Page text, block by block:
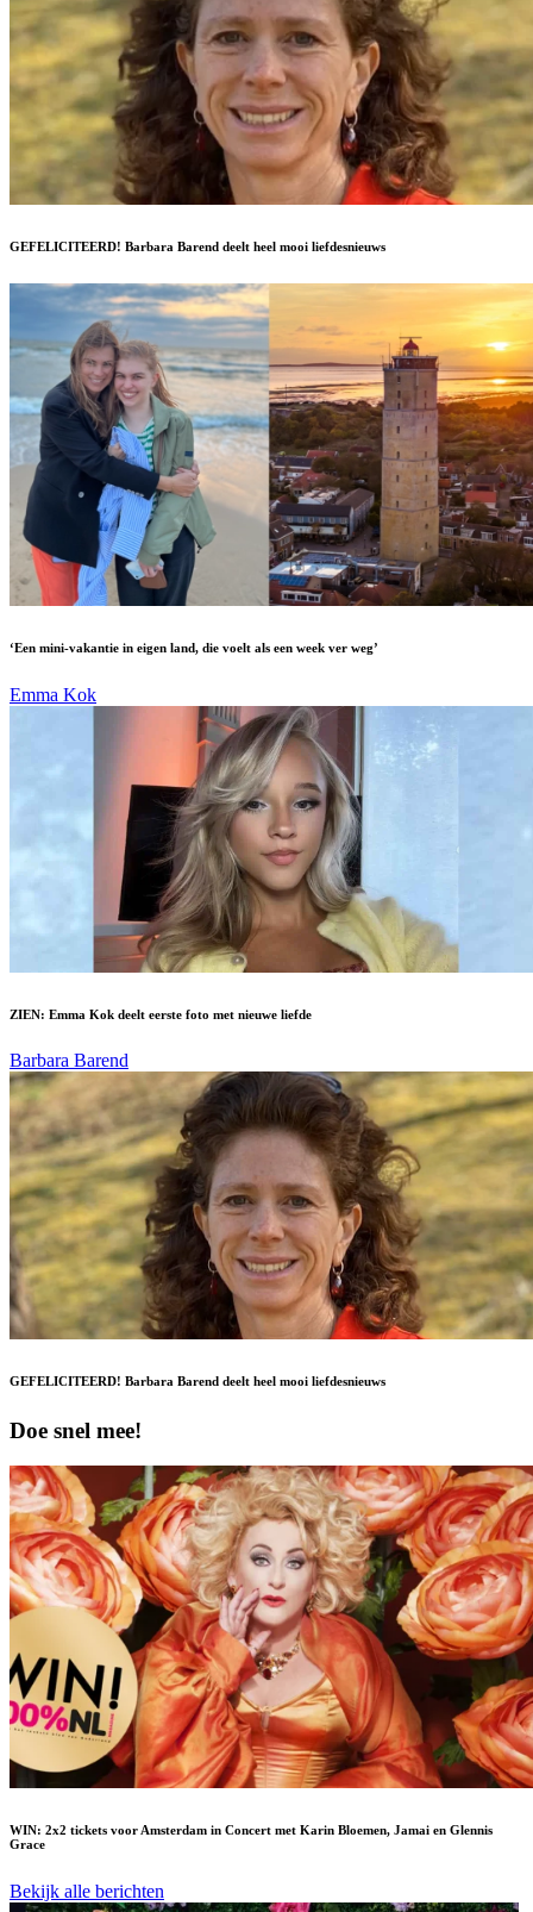
GEFELICITEERD! Barbara Barend deelt heel mooi liefdesnieuws
‘Een mini-vakantie in eigen land, die voelt als een week ver weg’
Emma Kok
ZIEN: Emma Kok deelt eerste foto met nieuwe liefde
Barbara Barend
GEFELICITEERD! Barbara Barend deelt heel mooi liefdesnieuws
Doe snel mee!
WIN: 2x2 tickets voor Amsterdam in Concert met Karin Bloemen, Jamai en Glennis
Grace
Bekijk alle berichten